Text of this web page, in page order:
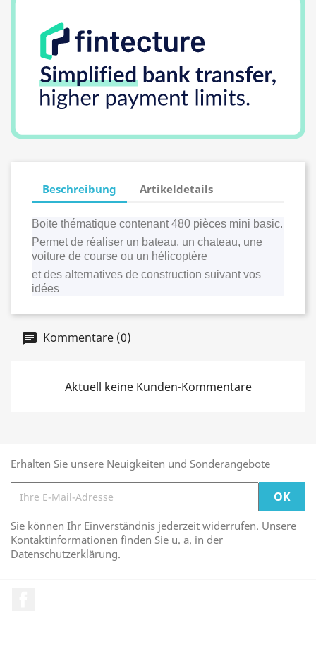
Beschreibung Artikeldetails
Boite thématique contenant 480 pièces mini basic.
Permet de réaliser un bateau, un chateau, une
voiture de course ou un hélicoptère
et des alternatives de construction suivant vos
idées
Kommentare (0)
Aktuell keine Kunden-Kommentare
Erhalten Sie unsere Neuigkeiten und Sonderangebote
Sie können Ihr Einverständnis jederzeit widerrufen. Unsere
Kontaktinformationen finden Sie u. a. in der
Datenschutzerklärung.